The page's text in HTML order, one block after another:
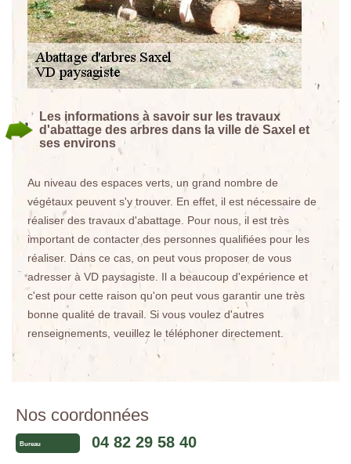
Les informations à savoir sur les travaux
d'abattage des arbres dans la ville de Saxel et
ses environs
Au niveau des espaces verts, un grand nombre de
végétaux peuvent s'y trouver. En effet, il est nécessaire de
réaliser des travaux d'abattage. Pour nous, il est très
important de contacter des personnes qualifiées pour les
réaliser. Dans ce cas, on peut vous proposer de vous
adresser à VD paysagiste. Il a beaucoup d'expérience et
c'est pour cette raison qu'on peut vous garantir une très
bonne qualité de travail. Si vous voulez d'autres
renseignements, veuillez le téléphoner directement.
Nos coordonnées
Bureau 04 82 29 58 40